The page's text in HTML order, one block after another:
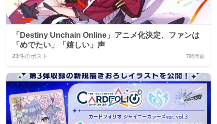
「Destiny Unchain Online」アニメ化決定、ファンは
「めでたい」「嬉しい」声
23件のポスト 7時間前